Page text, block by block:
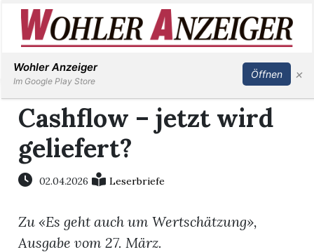
Immobilien
Veranstaltungen
Stellen
Inserieren Abonnieren Anmelden
Cashflow – jetzt wird
geliefert?
02.04.2026 Leserbriefe
Zu «Es geht auch um Wertschätzung»,
Ausgabe vom 27. März.
Wohler Anzeiger
Im Google Play Store
Öffnen ×